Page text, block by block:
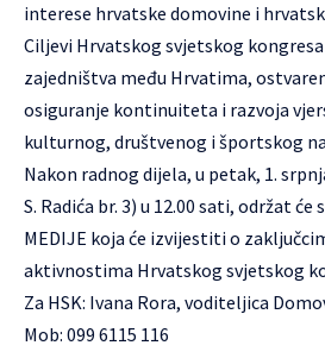
interese hrvatske domovine i
Ciljevi Hrvatskog svjetskog kongresa
zajedništva među Hrvatima,
osiguranje kontinuiteta i razvoja
kulturnog, društvenog i športskog
Nakon radnog dijela, u petak, 1.
S. Radića br. 3) u 12.00 sati, održat će
MEDIJE koja će izvijestiti o
aktivnostima Hrvatskog svjetskog
Za HSK: Ivana Rora, voditeljica
Mob: 099 6115 116